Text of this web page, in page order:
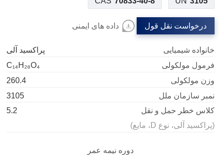
درخواست نقل قول داده های ایمنی
خانواده شیمیایی
پراکسید آلی
فرمول مولکولی
C₁₄H₂₈O₄
وزن مولکولی
260.4
نمبر سازمان ملل
3105
کلاس خطر حمل و نقل
5.2
(پراکسید آلی، نوع D، مایع)
دوره نیمه عمر